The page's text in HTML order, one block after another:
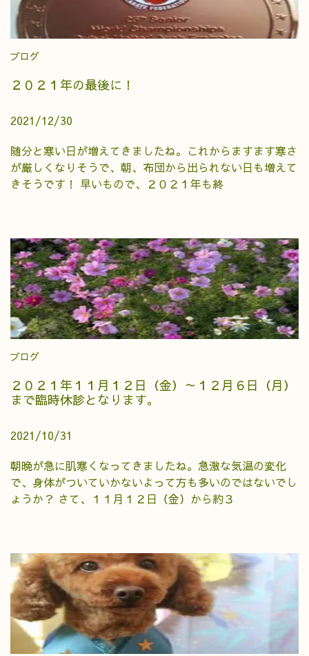
ブログ
２０２１年の最後に！
2021/12/30
随分と寒い日が増えてきましたね。これからますます寒さ
が厳しくなりそうで、朝、布団から出られない日も増えて
きそうです！ 早いもので、２０２１年も終
ブログ
２０２１年１１月１２日（金）～１２月６日（月）
まで臨時休診となります。
2021/10/31
朝晩が急に肌寒くなってきましたね。急激な気温の変化
で、身体がついていかないよって方も多いのではないでし
ょうか？ さて、１１月１２日（金）から約３